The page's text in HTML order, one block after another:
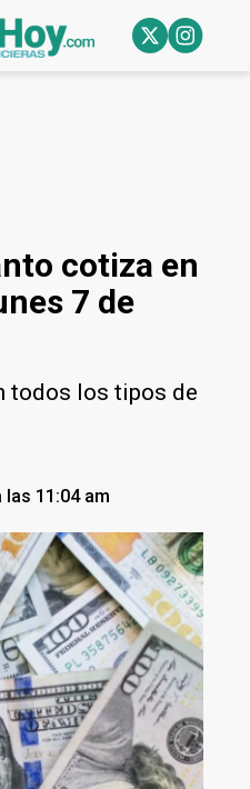
cotiza en
7 de
todos los tipos de
las 11:04 am